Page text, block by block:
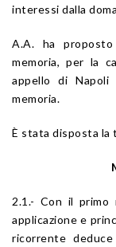
interessi dalla
A.A. ha
memoria, per la
appello di
memoria.
È stata disposta la
2.1.- Con il primo
applicazione e
ricorrente